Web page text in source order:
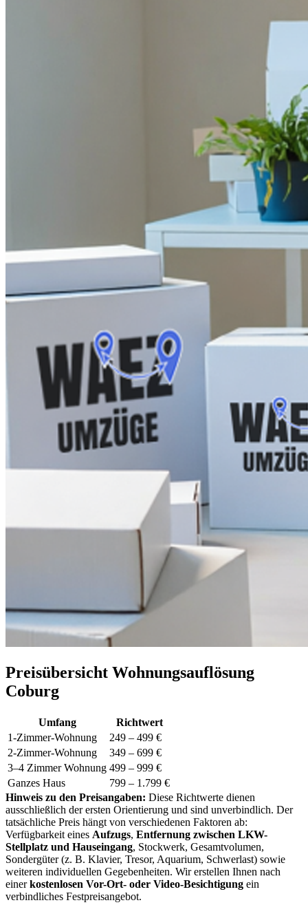
Preisübersicht Wohnungsauflösung
Coburg
Umfang
Richtwert
1-Zimmer-Wohnung
249 – 499 €
2-Zimmer-Wohnung
349 – 699 €
3–4 Zimmer Wohnung 499 – 999 €
Ganzes Haus
799 – 1.799 €
Hinweis zu den Preisangaben: Diese Richtwerte dienen
ausschließlich der ersten Orientierung und sind unverbindlich. Der
tatsächliche Preis hängt von verschiedenen Faktoren ab:
Verfügbarkeit eines Aufzugs, Entfernung zwischen LKW-
Stellplatz und Hauseingang, Stockwerk, Gesamtvolumen,
Sondergüter (z. B. Klavier, Tresor, Aquarium, Schwerlast) sowie
weiteren individuellen Gegebenheiten. Wir erstellen Ihnen nach
einerkostenlosen Vor-Ort- oder Video-Besichtigung ein
verbindliches Festpreisangebot.